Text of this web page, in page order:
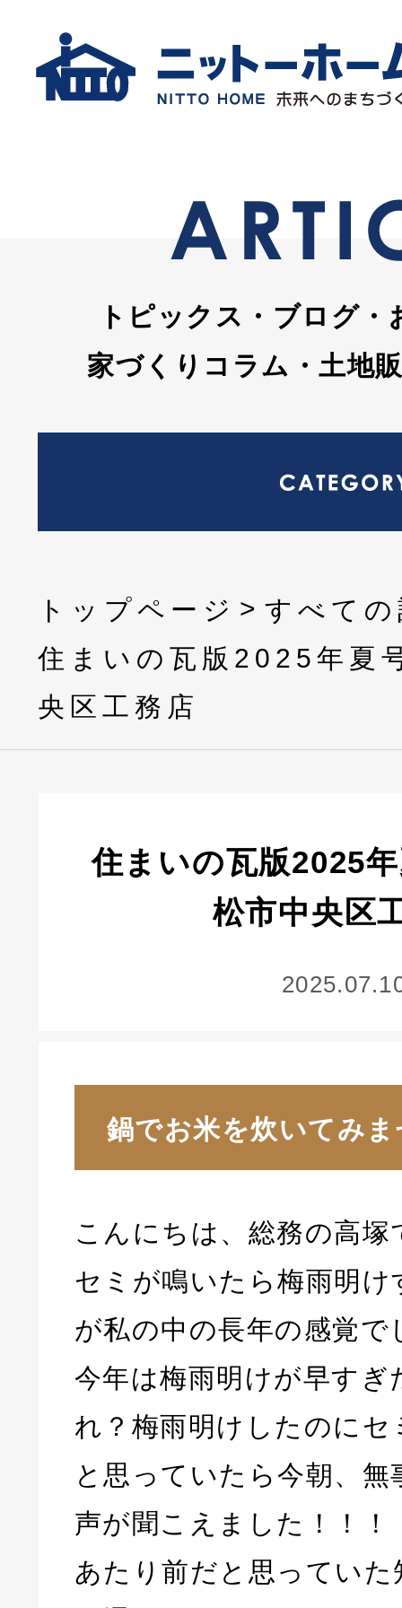
トピックス・ブログ・
家づくりコラム・土地
トップページ
すべて
住まいの瓦版2025年夏
央区工務店
住まいの瓦版2025
松市中央区
鍋でお米を炊いてみ
こんにちは、総務の高塚
セミが鳴いたら梅雨明
が私の中の長年の感覚で
今年は梅雨明けが早すぎ
れ？梅雨明けしたのにセ
と思っていたら今朝、
声が聞こえました！！！
あたり前だと思ってい